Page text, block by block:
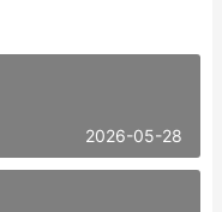
2026-05-28